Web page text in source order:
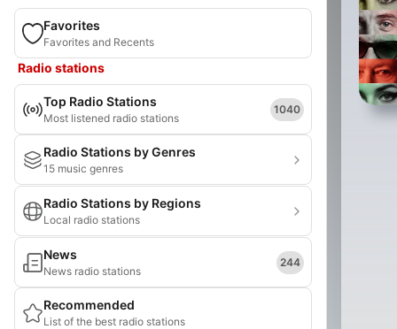
Favorites
Favorites and Recents
Radio stations
Top Radio Stations
Most listened radio stations
1040
Radio Stations by Genres
15 music genres
Radio Stations by Regions
Local radio stations
News
News radio stations
244
Recommended
List of the best radio stations